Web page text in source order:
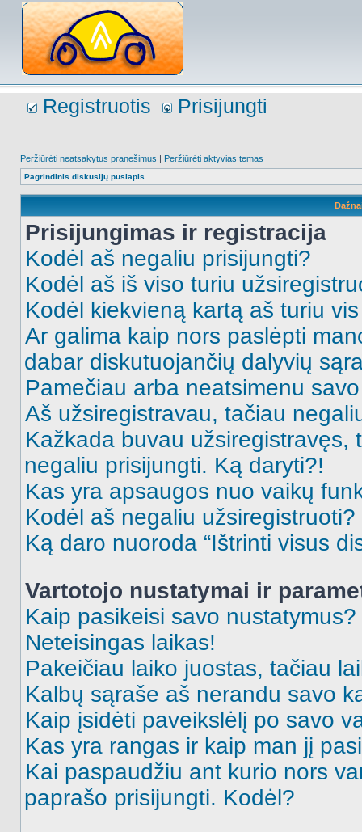
Registruotis Prisijungti
Peržiūrėti neatsakytus pranešimus | Peržiūrėti aktyvias temas
Pagrindinis diskusijų puslapis
Prisijungimas ir registracija
Kodėl aš negaliu prisijungti?
Kodėl aš iš viso turiu
Kodėl kiekvieną kartą aš turiu
Ar galima kaip nors paslėpti
dabar diskutuojančių dalyvių
Pamečiau arba neatsimenu
Aš užsiregistravau, tačiau
Kažkada buvau užsiregistravęs,
negaliu prisijungti. Ką daryti?!
Kas yra apsaugos nuo vaikų
Kodėl aš negaliu užsiregistruoti?
Ką daro nuoroda “Ištrinti visus
Vartotojo nustatymai ir
Kaip pasikeisi savo nustatymus?
Neteisingas laikas!
Pakeičiau laiko juostas, tačiau
Kalbų sąraše aš nerandu savo
Kaip įsidėti paveikslėlį po savo
Kas yra rangas ir kaip man jį
Kai paspaudžiu ant kurio nors
paprašo prisijungti. Kodėl?